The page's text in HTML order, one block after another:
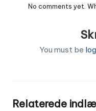
No comments yet.
You must be
Relaterede